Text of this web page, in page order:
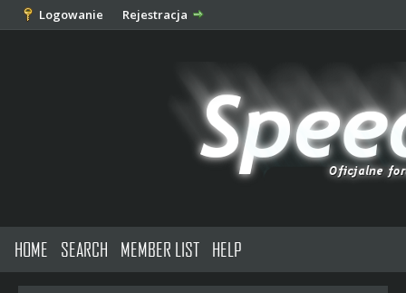
Logowanie Rejestracja
HOME SEARCH MEMBER LIST HELP